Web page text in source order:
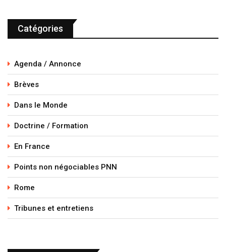
Catégories
Agenda / Annonce
Brèves
Dans le Monde
Doctrine / Formation
En France
Points non négociables PNN
Rome
Tribunes et entretiens